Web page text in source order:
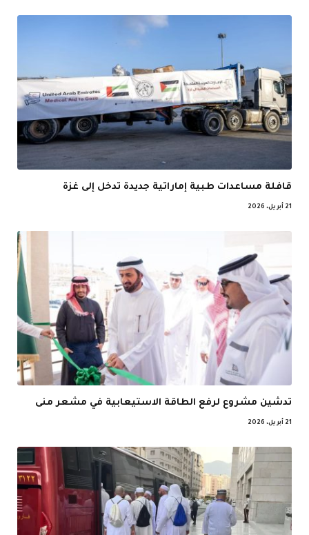
قافلة مساعدات طبية إماراتية جديدة تدخل إلى غزة
21 أبريل، 2026
تدشين مشروع لرفع الطاقة الاستيعابية في مشعر منى
21 أبريل، 2026